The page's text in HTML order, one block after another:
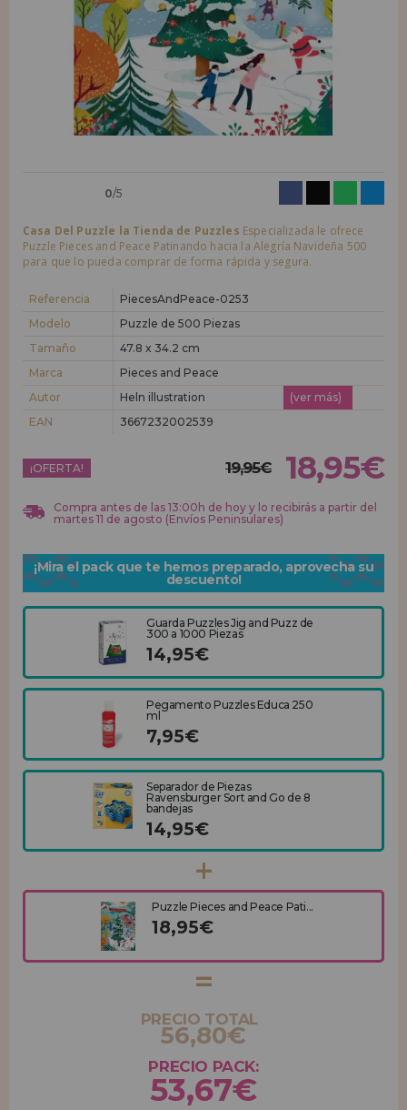
LIQUIDACIONES
INFORMACIÓN
955 333 133
Quiero registrarme como
nuevo cliente
Al crear una cuenta en casadelpuzzle.com podrás realizar tus compras
rápidamente en nuestra tienda virtual, revisar el estado de tus pedidos
y consultar tus operaciones anteriores.
¡Adelante! Te estábamos esperando.
nuevo distribuidor
¿Eres Profesional o Empresa?. ¿Quieres vender en tu negocio
condiciones de ventas con descuentos especiales para la distribución.
¡Adelante! Te estábamos esperando.
0/5
Casa Del Puzzle la Tienda de Puzzles Especializada le ofrece
Puzzle Pieces and Peace Patinando hacia la Alegría Navideña 500
para que lo pueda comprar de forma rápida y segura.
Referencia
PiecesAndPeace-0253
Modelo
Puzzle de 500 Piezas
Tamaño
47.8 x 34.2 cm
Marca
Pieces and Peace
Autor
Heln illustration
(ver más)
EAN
3667232002539
¡OFERTA! 19,95€ 18,95€
Compra antes de las 13:00h de hoy y lo recibirás a partir del
martes 11 de agosto (Envíos Peninsulares)
¡Mira el pack que te hemos preparado, aprovecha su
descuento!
Guarda Puzzles Jig and Puzz de
300 a 1000 Piezas
14,95€
Pegamento Puzzles Educa 250
ml
7,95€
Separador de Piezas
Ravensburger Sort and Go de 8
bandejas
14,95€
Puzzle Pieces and Peace Pati...
18,95€
PRECIO TOTAL
56,80€
PRECIO PACK:
53,67€